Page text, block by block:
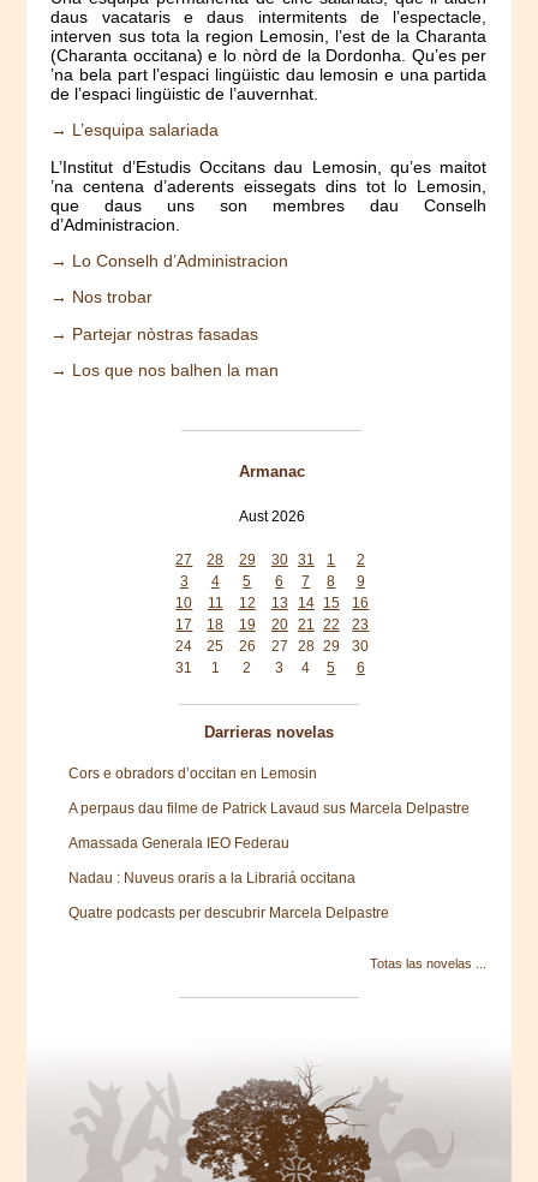
daus vacataris e daus intermitents de l’espectacle,
interven sus tota la region Lemosin, l’est de la Charanta
(Charanta occitana) e lo nòrd de la Dordonha. Qu’es per
’na bela part l’espaci lingüistic dau lemosin e una partida
de l’espaci lingüistic de l’auvernhat.
→ L’esquipa salariada
L’Institut d’Estudis Occitans dau Lemosin, qu’es maitot
’na centena d’aderents eissegats dins tot lo Lemosin,
que daus uns son membres dau Conselh
d’Administracion.
→ Lo Conselh d’Administracion
→ Nos trobar
→ Partejar nòstras fasadas
→ Los que nos balhen la man
Armanac
Aust 2026
27
28 29 30 31 1
2
3
4 5 6 7 8
9
10
11 12 13 14 15
16
17
18 19 20 21 22
23
24
25 26 27 28 29
30
31
1 2 3 4 5 6
Darrieras novelas
Cors e obradors d’occitan en Lemosin
A perpaus dau filme de Patrick Lavaud sus Marcela Delpastre
Amassada Generala IEO Federau
Nadau : Nuveus oraris a la Librariá occitana
Quatre podcasts per descubrir Marcela Delpastre
Totas las novelas ...